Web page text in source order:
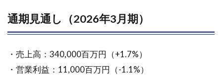
通期見通し（2026年3月期）
・売上高：340,000百万円（+1.7%）
・営業利益：11,000百万円（-1.1%）